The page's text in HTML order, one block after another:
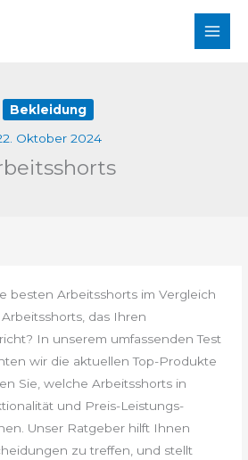
Bekleidung
Oktober 2024
besten Arbeitsshorts im Vergleich
das Ihren
In unserem umfassenden Test
wir die aktuellen Top-Produkte
Sie, welche Arbeitsshorts in
und Preis-Leistungs-
Unser Ratgeber hilft Ihnen
zu treffen, und stellt